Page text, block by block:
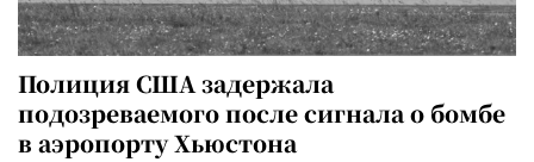
Полиция США задержала
подозреваемого после сигнала о бомбе
в аэропорту Хьюстона